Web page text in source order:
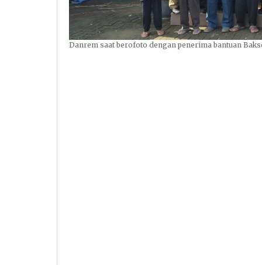
Danrem saat berofoto dengan penerima bantuan